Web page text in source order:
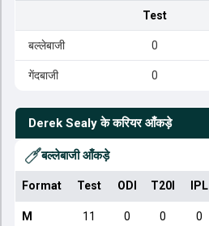
Test
बल्लेबाजी 0
गेंदबाजी 0
Derek Sealy के करियर आँकड़े
बल्लेबाजी आँकड़े
Format Test ODI T20I IPL
M 11 0 0 0